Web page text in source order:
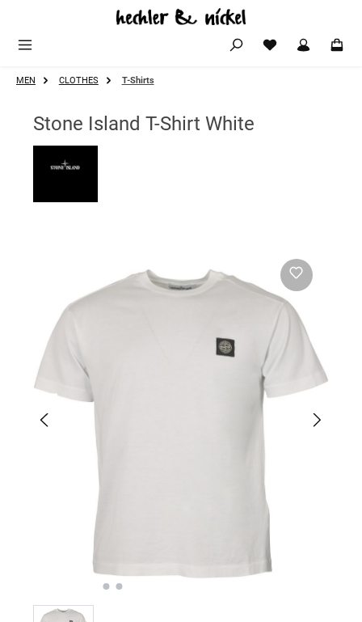
Zum Hauptinhalt springen
MEN CLOTHES T-Shirts
Stone Island T-Shirt White